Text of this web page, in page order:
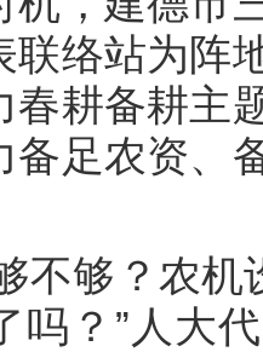
联络站为阵
春耕备耕主
备足农资、
不够？农机
吗？”人大